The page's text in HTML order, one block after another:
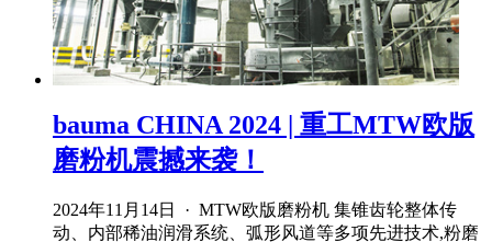
bauma CHINA 2024 | 重工MTW欧版
磨粉机震撼来袭！
2024年11月14日 · MTW欧版磨粉机 集锥齿轮整体传
动、内部稀油润滑系统、弧形风道等多项先进技术,粉磨